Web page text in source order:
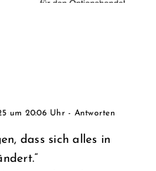
um 20:06 Uhr - Antworten
dass sich alles in